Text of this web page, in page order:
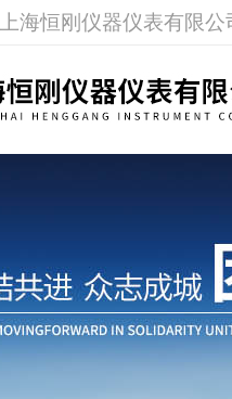
海恒刚仪器仪表有限公